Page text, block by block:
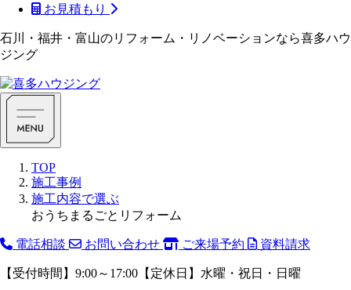
お見積もり
石川・福井・富山のリフォーム・リノベーションなら喜多ハウ
ジング
TOP
施工事例
施工内容で選ぶ
おうちまるごとリフォーム
電話相談 お問い合わせ ご来場予約 資料請求
【受付時間】9:00～17:00【定休日】水曜・祝日・日曜